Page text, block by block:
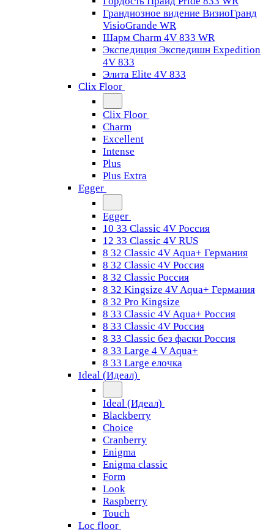
Грандиозное видение ВизиоГранд
VisioGrande WR
Шарм Charm 4V 833 WR
Экспедиция Экспедишн Expedition
4V 833
Элита Elite 4V 833
Clix Floor
Clix Floor
Charm
Excellent
Intense
Plus
Plus Extra
Egger
Egger
10 33 Classic 4V Россия
12 33 Classic 4V RUS
8 32 Classic 4V Aqua+ Германия
8 32 Classic 4V Россия
8 32 Classic Россия
8 32 Kingsize 4V Aqua+ Германия
8 32 Pro Kingsize
8 33 Classic 4V Aqua+ Россия
8 33 Classic 4V Россия
8 33 Classic без фаски Россия
8 33 Large 4 V Aqua+
8 33 Large елочка
Ideal (Идеал)
Ideal (Идеал)
Blackberry
Choice
Cranberry
Enigma
Enigma classic
Form
Look
Raspberry
Touch
Loc floor